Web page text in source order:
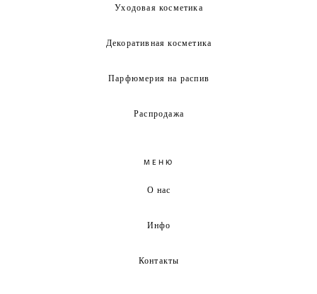
Уходовая косметика
Декоративная косметика
Парфюмерия на распив
Распродажа
МЕНЮ
О нас
Инфо
Контакты